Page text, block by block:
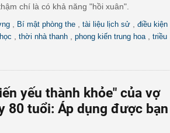
chí là có khả năng "hồi xuân".
Bí mật phòng the tài liệu lịch sử
điều kiện
thời nhà thanh phong kiến trung hoa
triều
yếu thành khỏe" của vợ
80 tuổi: Áp dụng được bạn